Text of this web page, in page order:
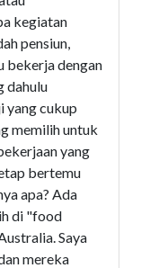
kegiatan
pensiun,
bekerja dengan
dahulu
yang cukup
memilih untuk
yang
bertemu
apa? Ada
di "food
Saya
mereka